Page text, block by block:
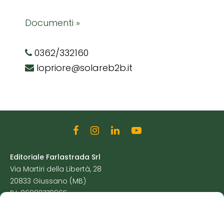
Documenti »
0362/332160
lopriore@solareb2b.it
Editoriale Farlastrada Srl
Via Martiri della Libertà, 28
20833 Giussano (MB)
P.I. 06982770965